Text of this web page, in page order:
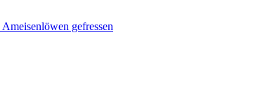
gefressen